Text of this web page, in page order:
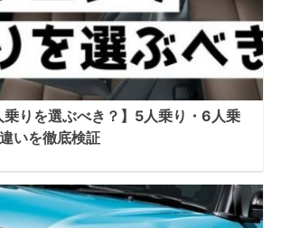
乗りを選ぶべき？】5人乗り・6人乗
いを徹底検証